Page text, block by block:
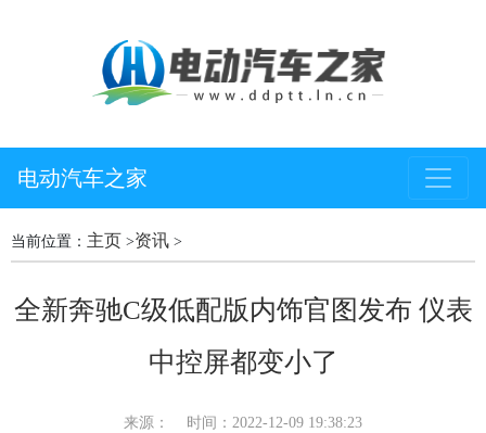
电动汽车之家
当前位置： 主页 >资讯 >
全新奔驰C级低配版内饰官图发布 仪表
中控屏都变小了
来源： 时间：2022-12-09 19:38:23